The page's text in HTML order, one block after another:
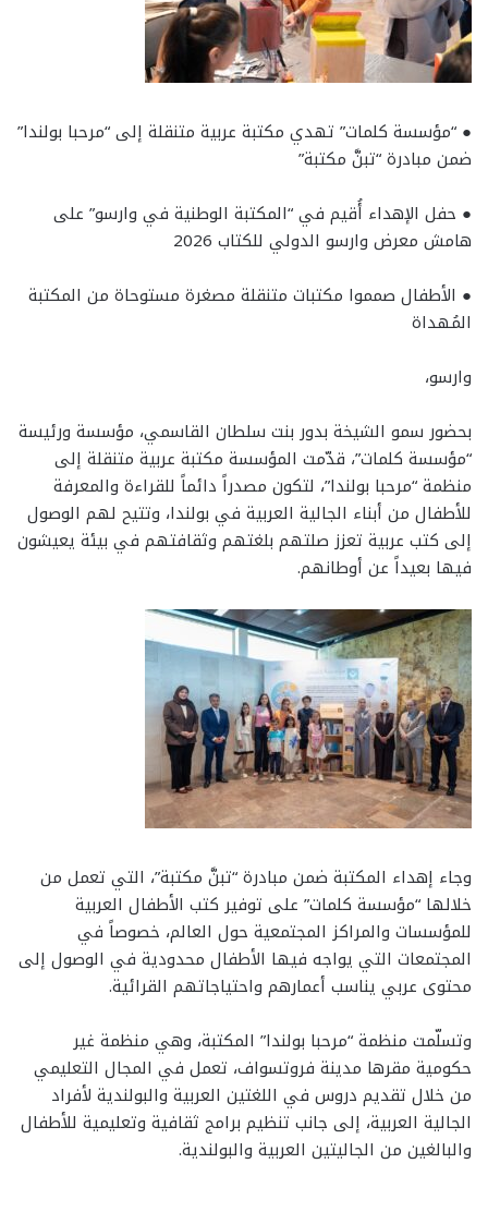
● “مؤسسة كلمات” تهدي مكتبة عربية متنقلة إلى “مرحبا بولندا”
ضمن مبادرة “تبنَّ مكتبة”
● حفل الإهداء أُقيم في “المكتبة الوطنية في وارسو” على
هامش معرض وارسو الدولي للكتاب 2026
● الأطفال صمموا مكتبات متنقلة مصغرة مستوحاة من المكتبة
المُهداة
وارسو،
بحضور سمو الشيخة بدور بنت سلطان القاسمي، مؤسسة ورئيسة
“مؤسسة كلمات”، قدّمت المؤسسة مكتبة عربية متنقلة إلى
منظمة “مرحبا بولندا”، لتكون مصدراً دائماً للقراءة والمعرفة
للأطفال من أبناء الجالية العربية في بولندا، وتتيح لهم الوصول
إلى كتب عربية تعزز صلتهم بلغتهم وثقافتهم في بيئة يعيشون
فيها بعيداً عن أوطانهم.
وجاء إهداء المكتبة ضمن مبادرة “تبنَّ مكتبة”، التي تعمل من
خلالها “مؤسسة كلمات” على توفير كتب الأطفال العربية
للمؤسسات والمراكز المجتمعية حول العالم، خصوصاً في
المجتمعات التي يواجه فيها الأطفال محدودية في الوصول إلى
محتوى عربي يناسب أعمارهم واحتياجاتهم القرائية.
وتسلّمت منظمة “مرحبا بولندا” المكتبة، وهي منظمة غير
حكومية مقرها مدينة فروتسواف، تعمل في المجال التعليمي
من خلال تقديم دروس في اللغتين العربية والبولندية لأفراد
الجالية العربية، إلى جانب تنظيم برامج ثقافية وتعليمية للأطفال
والبالغين من الجاليتين العربية والبولندية.